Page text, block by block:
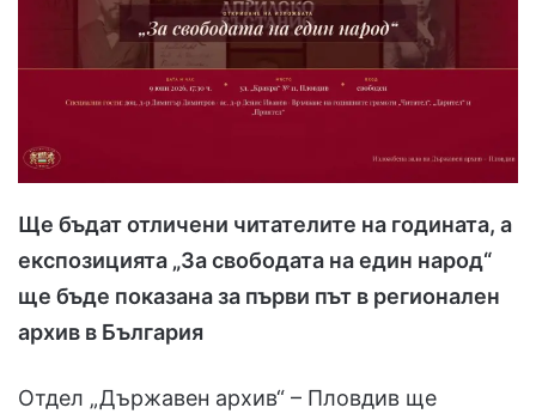
Ще бъдат отличени читателите на годината, а
експозицията „За свободата на един народ“
ще бъде показана за първи път в регионален
архив в България
Отдел „Държавен архив“ – Пловдив ще